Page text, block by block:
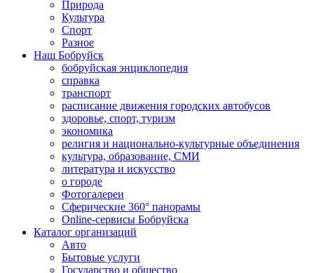
Природа
Культура
Спорт
Разное
Наш Бобруйск
бобруйская энциклопедия
справка
транспорт
расписание движения городских автобусов
здоровье, спорт, туризм
экономика
религия и национально-культурные объединения
культура, образование, СМИ
литература и искусство
о городе
Фотогалереи
Сферические 360° панорамы
Online-сервисы Бобруйска
Каталог организаций
Авто
Бытовые услуги
Государство и общество